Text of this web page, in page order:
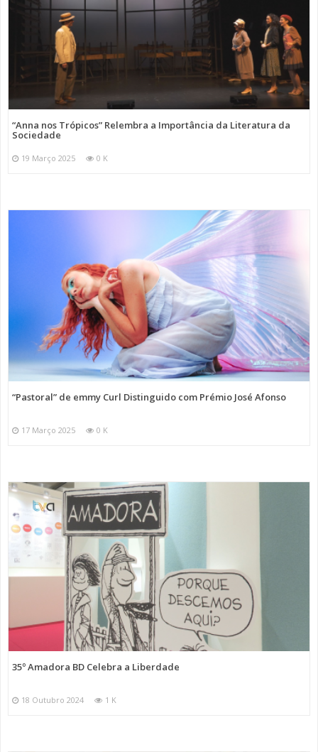
“Anna nos Trópicos” Relembra a Importância da Literatura da
Sociedade
19 Março 2025 0 K
“Pastoral” de emmy Curl Distinguido com Prémio José Afonso
17 Março 2025 0 K
35º Amadora BD Celebra a Liberdade
18 Outubro 2024 1 K